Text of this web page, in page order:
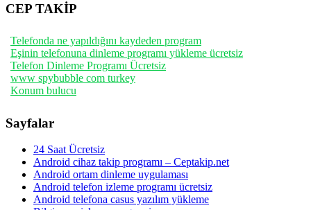
CEP TAKİP
Telefonda ne yapıldığını kaydeden program
Eşinin telefonuna dinleme programı yükleme ücretsiz
Telefon Dinleme Programı Ücretsiz
www spybubble com turkey
Konum bulucu
Sayfalar
24 Saat Ücretsiz
Android cihaz takip programı – Ceptakip.net
Android ortam dinleme uygulaması
Android telefon izleme programı ücretsiz
Android telefona casus yazılım yükleme